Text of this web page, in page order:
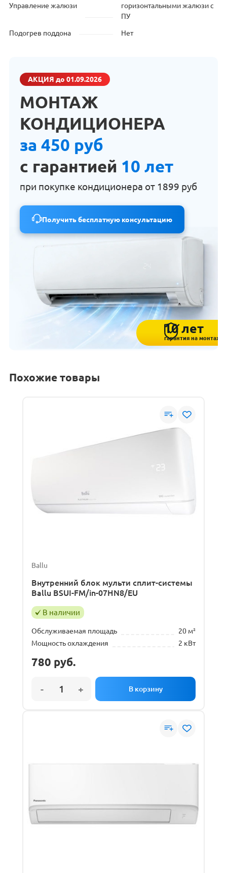
Управление жалюзи
горизонтальными жалюзи с
ПУ
Подогрев поддона Нет
АКЦИЯ до 01.09.2026
МОНТАЖ
КОНДИЦИОНЕРА
за 450 руб
с гарантией 10 лет
при покупке кондиционера от 1899 руб
Получить бесплатную консультацию
10 лет
гарантия на монтаж
Похожие товары
Ballu
Внутренний блок мульти сплит-системы
Ballu BSUI-FM/in-07HN8/EU
В наличии
Обслуживаемая площадь
20 м²
Мощность охлаждения
2 кВт
780 руб.